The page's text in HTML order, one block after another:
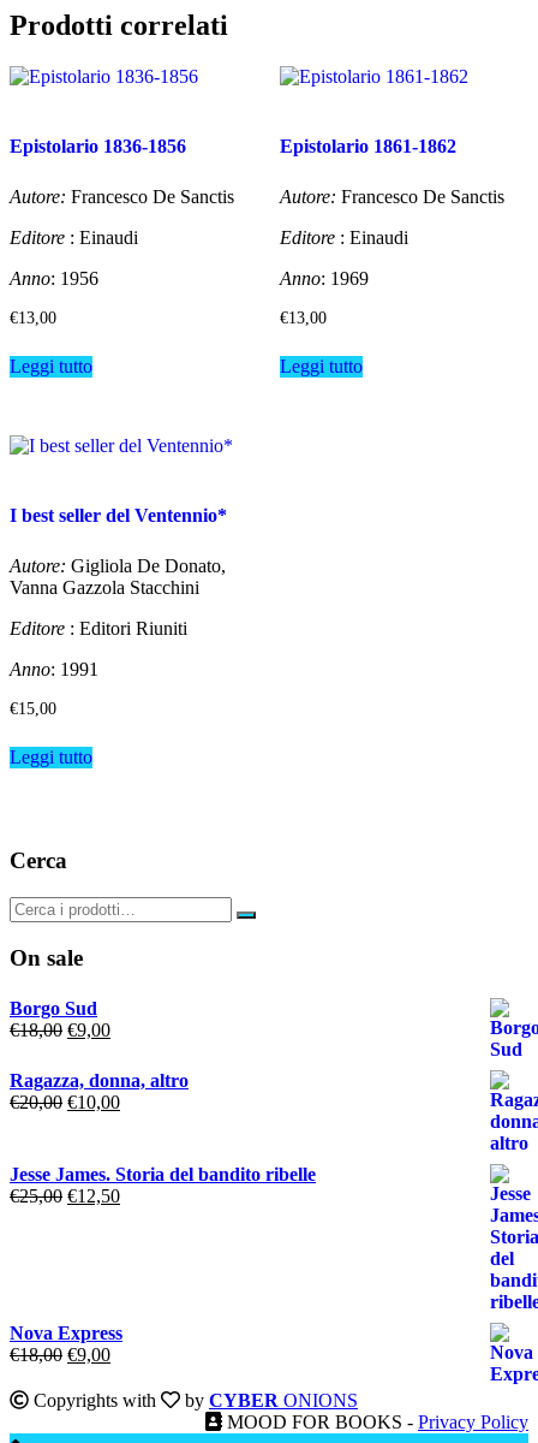
Prodotti correlati
Epistolario 1836-1856
Autore: Francesco De Sanctis
Editore : Einaudi
Anno: 1956
€13,00
Leggi tutto
Epistolario 1861-1862
Autore: Francesco De Sanctis
Editore: Einaudi
Anno: 1969
€13,00
Leggi tutto
I best seller del Ventennio*
Autore: Gigliola De Donato,
Vanna Gazzola Stacchini
Editore : Editori Riuniti
Anno: 1991
€15,00
Leggi tutto
Cerca
On sale
Borgo Sud
€18,00 Il
originale
era:
€18,00.
€9,00Il
attuale
è:
€9,00.
Ragazza, donna, altro
€20,00 Il
era:
€20,00.
€10,00Il
è:
€10,00.
Jesse James. Storia del bandito ribelle
€25,00 Il
€12,50Il
Nova Express
€18,00 Il
originale
€9,00Il
attuale
Copyrights with by CYBER ONIONS
MOOD FOR BOOKS - Privacy Policy